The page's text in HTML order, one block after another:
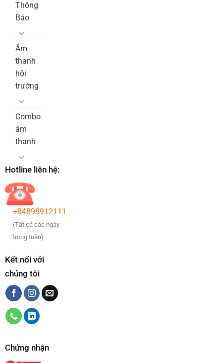
Thông
Báo
Âm
thanh
hội
trường
Combo
âm
thanh
Hotline liên hệ:
+84898912111
(Tất cả các ngày
trong tuần)
Kết nối với
chúng tôi
Chứng nhận